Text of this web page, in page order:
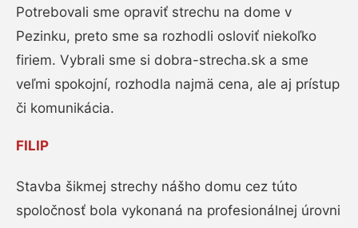
Potrebovali sme opraviť strechu na dome v
Pezinku, preto sme sa rozhodli osloviť niekoľko
firiem. Vybrali sme si dobra-strecha.sk a sme
veľmi spokojní, rozhodla najmä cena, ale aj prístup
či komunikácia.
FILIP
Stavba šikmej strechy nášho domu cez túto
spoločnosť bola vykonaná na profesionálnej úrovni